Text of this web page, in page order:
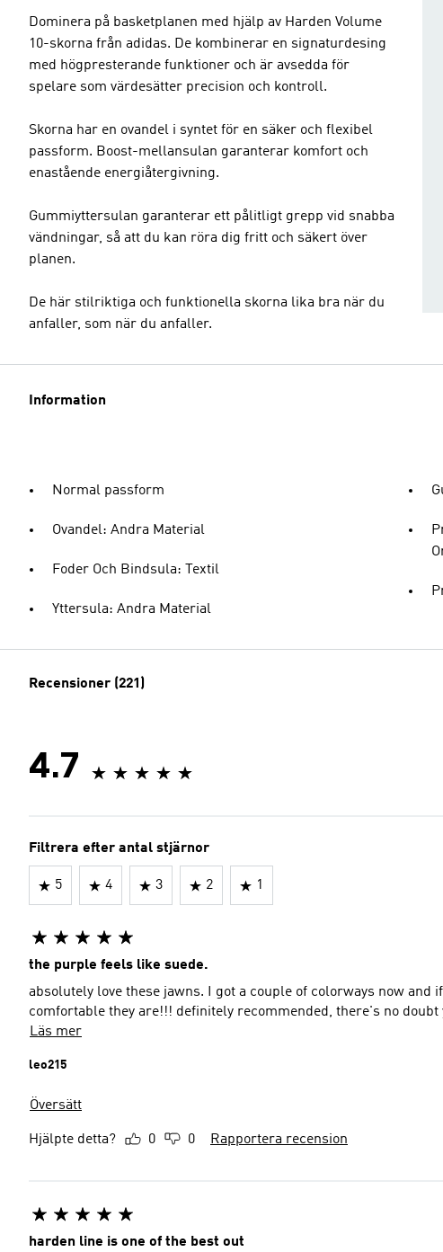
Dominera på basketplanen med hjälp av Harden Volume
10-skorna från adidas. De kombinerar en signaturdesing
med högpresterande funktioner och är avsedda för
spelare som värdesätter precision och kontroll.
Skorna har en ovandel i syntet för en säker och flexibel
passform. Boost-mellansulan garanterar komfort och
enastående energiåtergivning.
Gummiyttersulan garanterar ett pålitligt grepp vid snabba
vändningar, så att du kan röra dig fritt och säkert över
planen.
De här stilriktiga och funktionella skorna lika bra när du
anfaller, som när du anfaller.
Information
Normal passform
Ovandel: Andra Material
Foder Och Bindsula: Textil
Yttersula: Andra Material
Recensioner (221)
4.7
Filtrera efter antal stjärnor
5 4 3 2 1
the purple feels like suede.
absolutely love these jawns. I got a couple of colorways now and
comfortable they are!!! definitely recommended, there's no
Läs mer
leo215
Översätt
Hjälpte detta? 0 0 Rapportera recension
harden line is one of the best out